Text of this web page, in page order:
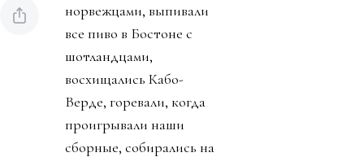
норвежцами, выпивали
все пиво в Бостоне с
шотландцами,
восхищались Кабо-
Верде, горевали, когда
проигрывали наши
сборные, собирались на